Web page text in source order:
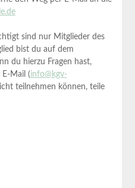
sind nur Mitglieder des
bist du auf dem
du hierzu Fragen hast,
Mail (info@kgv-
teilnehmen können, teile